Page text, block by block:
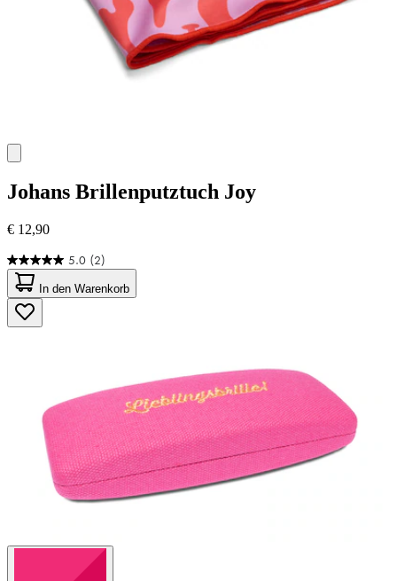
Johans Brillenputztuch Joy
€ 12,90
5.0 (2)
5.0
von
5
Sternen.
2
In den Warenkorb